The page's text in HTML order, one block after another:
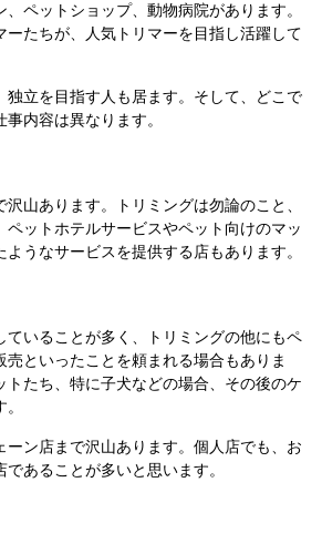
ペットショップ、動物病院があります。
ーたちが、人気トリマーを目指し活躍して
独立を目指す人も居ます。そして、どこで
内容は異なります。
山あります。トリミングは勿論のこと、
ペットホテルサービスやペット向けのマッ
うなサービスを提供する店もあります。
ていることが多く、トリミングの他にもペ
売といったことを頼まれる場合もありま
トたち、特に子犬などの場合、その後のケ
ーン店まで沢山あります。個人店でも、お
あることが多いと思います。